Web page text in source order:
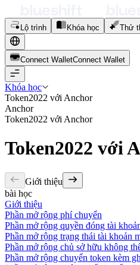
Lộ trình Khóa học Thử
Connect WalletConnect Wal et
Khóa học
Token2022 với Anchor
Anchor
Token2022 với Anchor
Token2022 với
Giới thiệu
bài học
Giới thiệu
Phần mở rộng phí chuyển
Phần mở rộng quyền đóng tài
Phần mở rộng trạng thái tài khoản
Phần mở rộng chủ sở hữu không
Phần mở rộng chuyển token kèm